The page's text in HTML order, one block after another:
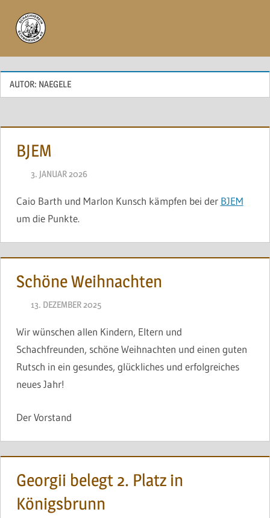
Inhalt
springen
AUTOR: NAEGELE
BJEM
3. JANUAR 2026
Caio Barth und Marlon Kunsch kämpfen bei der BJEM
um die Punkte.
Schöne Weihnachten
13. DEZEMBER 2025
Wir wünschen allen Kindern, Eltern und
Schachfreunden, schöne Weihnachten und einen guten
Rutsch in ein gesundes, glückliches und erfolgreiches
neues Jahr!
Der Vorstand
Georgii belegt 2. Platz in
Königsbrunn